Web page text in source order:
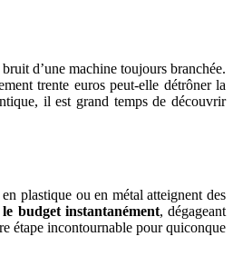
d’une machine toujours branchée.
trente euros peut-elle détrôner la
il est grand temps de découvrir
plastique ou en métal atteignent des
budget instantanément, dégageant
étape incontournable pour quiconque